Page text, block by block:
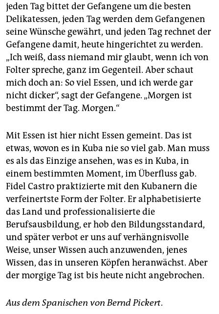
jeden Tag bittet der Gefangene um die besten
Delikatessen, jeden Tag werden dem Gefangenen
seine Wünsche gewährt, und jeden Tag rechnet der
Gefangene damit, heute hingerichtet zu werden.
„Ich weiß, dass niemand mir glaubt, wenn ich von
Folter spreche, ganz im Gegenteil. Aber schaut
mich doch an: So viel Essen, und ich werde gar
nicht dicker“, sagt der Gefangene. „Morgen ist
bestimmt der Tag. Morgen.“
Mit Essen ist hier nicht Essen gemeint. Das ist
etwas, wovon es in Kuba nie so viel gab. Man muss
es als das Einzige ansehen, was es in Kuba, in
einem bestimmten Moment, im Überfluss gab.
Fidel Castro praktizierte mit den Kubanern die
verfeinertste Form der Folter. Er alphabetisierte
das Land und professionalisierte die
Berufsausbildung, er hob den Bildungsstandard,
und später verbot er uns auf verhängnisvolle
Weise, unser Wissen auch anzuwenden, jenes
Wissen, das in unseren Köpfen heranwächst. Aber
der morgige Tag ist bis heute nicht angebrochen.
Aus dem Spanischen vonBernd Pickert.